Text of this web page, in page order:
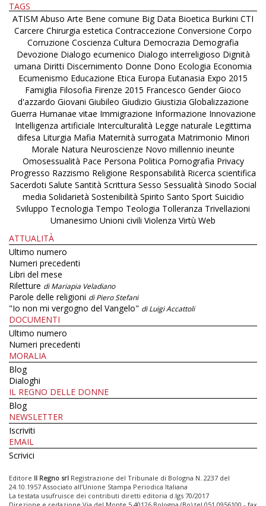
TAGS
ATISM Abuso Arte Bene comune Big Data Bioetica Burkini CTI
Carcere Chirurgia estetica Contraccezione Conversione Corpo
Corruzione Coscienza Cultura Democrazia Demografia
Devozione Dialogo ecumenico Dialogo interreligioso Dignità
umana Diritti Discernimento Donne Dono Ecologia Economia
Ecumenismo Educazione Etica Europa Eutanasia Expo 2015
Famiglia Filosofia Firenze 2015 Francesco Gender Gioco
d'azzardo Giovani Giubileo Giudizio Giustizia Globalizzazione
Guerra Humanae vitae Immigrazione Informazione Innovazione
Intelligenza artificiale Interculturalità Legge naturale Legittima
difesa Liturgia Mafia Maternità surrogata Matrimonio Minori
Morale Natura Neuroscienze Novo millennio ineunte
Omosessualità Pace Persona Politica Pornografia Privacy
Progresso Razzismo Religione Responsabilità Ricerca scientifica
Sacerdoti Salute Santità Scrittura Sesso Sessualità Sinodo Social
media Solidarietà Sostenibilità Spirito Santo Sport Suicidio
Sviluppo Tecnologia Tempo Teologia Tolleranza Trivellazioni
Umanesimo Unioni civili Violenza Virtù Web
ATTUALITÀ
Ultimo numero
Numeri precedenti
Libri del mese
Riletture di Mariapia Veladiano
Parole delle religioni di Piero Stefani
"Io non mi vergogno del Vangelo" di Luigi Accattoli
DOCUMENTI
Ultimo numero
Numeri precedenti
MORALIA
Blog
Dialoghi
IL REGNO DELLE DONNE
Blog
NEWSLETTER
Iscriviti
EMAIL
Scrivici
Editore Il Regno srl Registrazione del Tribunale di Bologna N. 2237 del
24.10.1957 Associato all’Unione Stampa Periodica Italiana
La testata usufruisce dei contributi diretti editoria d.lgs 70/2017